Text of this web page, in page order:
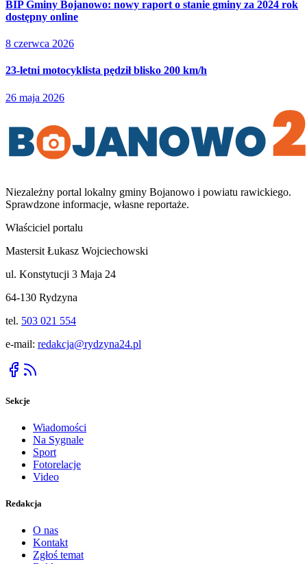
BIP Gminy Bojanowo: nowy raport o stanie gminy za 2024 rok
dostępny online
8 czerwca 2026
23-letni motocyklista pędził blisko 200 km/h
26 maja 2026
Niezależny portal lokalny gminy Bojanowo i powiatu rawickiego.
Sprawdzone informacje, własne reportaże.
Właściciel portalu
Mastersit Łukasz Wojciechowski
ul. Konstytucji 3 Maja 24
64-130 Rydzyna
tel. 503 021 554
e-mail: redakcja@rydzyna24.pl
Sekcje
Wiadomości
Na Sygnale
Sport
Fotorelacje
Video
Redakcja
O nas
Kontakt
Zgłoś temat